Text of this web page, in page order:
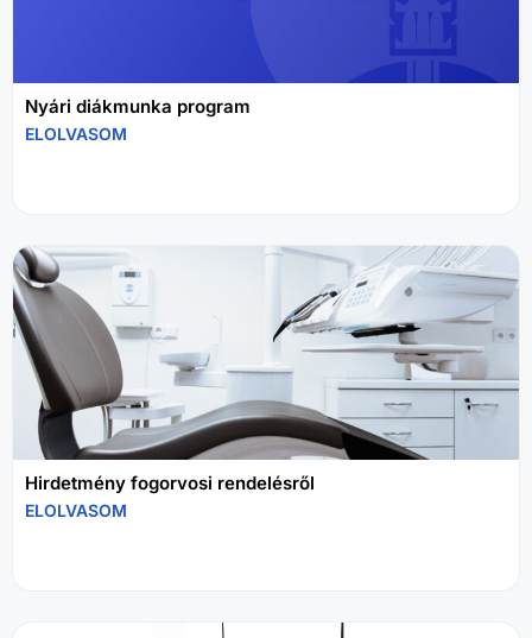
Nyári diákmunka program
ELOLVASOM
Hirdetmény fogorvosi rendelésről
ELOLVASOM